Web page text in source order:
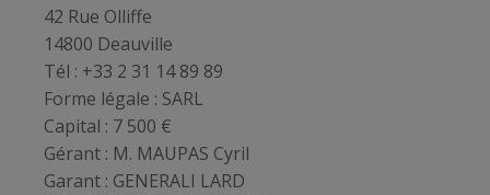
42 Rue Olliffe
14800 Deauville
Tél : +33 2 31 14 89 89
Forme légale : SARL
Capital : 7 500 €
Gérant : M. MAUPAS Cyril
Garant : GENERALI LARD